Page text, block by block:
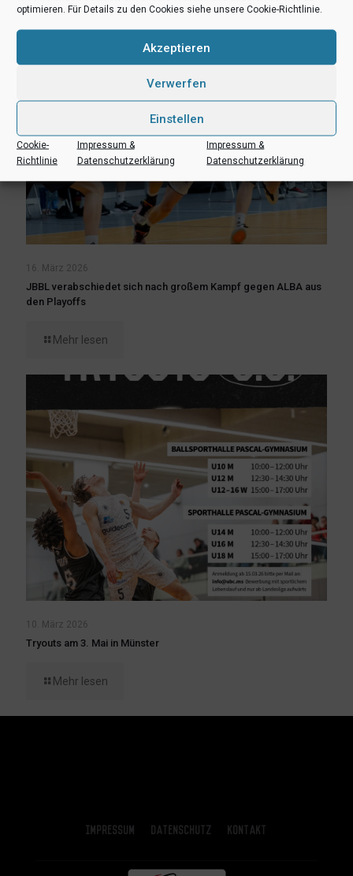
optimieren. Für Details zu den Cookies siehe unsere Cookie-Richtlinie.
Akzeptieren
Verwerfen
Einstellen
Cookie-
Richtlinie
Impressum &
Datenschutzerklärung
Impressum &
Datenschutzerklärung
16. März 2026
JBBL verabschiedet sich nach großem Kampf gegen ALBA aus
den Playoffs
Mehr lesen
10. März 2026
Tryouts am 3. Mai in Münster
Mehr lesen
Impressum Datenschutz Kontakt